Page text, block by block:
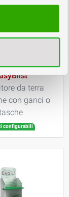
da terra
con ganci o
configurabili